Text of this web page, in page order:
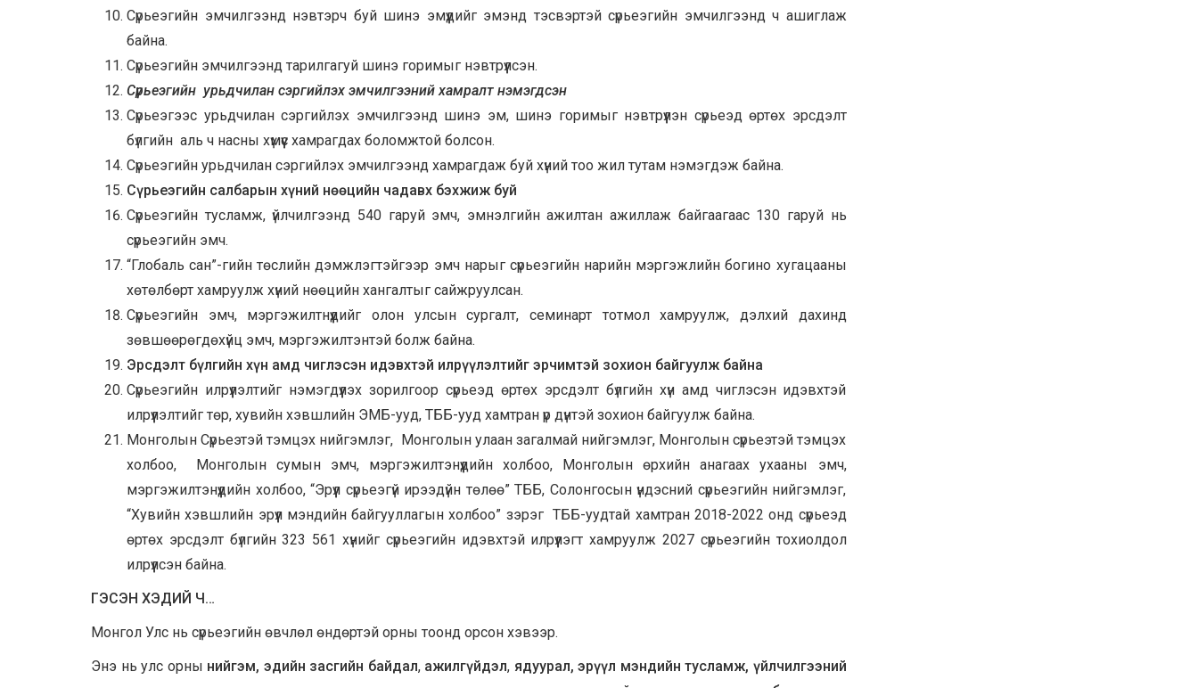
Сүрьеэгийн эмчилгээнд нэвтэрч буй шинэ эмүүдийг эмэнд тэсвэртэй сүрьеэгийн эмчилгээнд ч ашиглаж
байна.
Сүрьеэгийн эмчилгээнд тарилгагуй шинэ горимыг нэвтрүүлсэн.
Сүрьеэгийн урьдчилан сэргийлэх эмчилгээний хамралт нэмэгдсэн
Сүрьеэгээс урьдчилан сэргийлэх эмчилгээнд шинэ эм, шинэ горимыг нэвтрүүлэн сүрьеэд өртөх эрсдэлт
бүлгийн аль ч насны хүмүүс хамрагдах боломжтой болсон.
Сүрьеэгийн урьдчилан сэргийлэх эмчилгээнд хамрагдаж буй хүний тоо жил тутам нэмэгдэж байна.
Сүрьеэгийн салбарын хүний нөөцийн чадавх бэхжиж буй
Сүрьеэгийн тусламж, үйлчилгээнд 540 гаруй эмч, эмнэлгийн ажилтан ажиллаж байгаагаас 130 гаруй нь
сүрьеэгийн эмч.
“Глобаль сан”-гийн төслийн дэмжлэгтэйгээр эмч нарыг сүрьеэгийн нарийн мэргэжлийн богино хугацааны
хөтөлбөрт хамруулж хүний нөөцийн хангалтыг сайжруулсан.
Сүрьеэгийн эмч, мэргэжилтнүүдийг олон улсын сургалт, семинарт тотмол хамруулж, дэлхий дахинд
зөвшөөрөгдөхүйц эмч, мэргэжилтэнтэй болж байна.
Эрсдэлт бүлгийн хүн амд чиглэсэн идэвхтэй илрүүлэлтийг эрчимтэй зохион байгуулж байна
Сүрьеэгийн илрүүлэлтийг нэмэгдүүлэх зорилгоор сүрьеэд өртөх эрсдэлт бүлгийн хүн амд чиглэсэн идэвхтэй
илрүүлэлтийг төр, хувийн хэвшлийн ЭМБ-ууд, ТББ-ууд хамтран үр дүнтэй зохион байгуулж байна.
Монголын Сүрьеэтэй тэмцэх нийгэмлэг, Монголын улаан загалмай нийгэмлэг, Монголын сүрьеэтэй тэмцэх
холбоо, Монголын сумын эмч, мэргэжилтэнүүдийн холбоо, Монголын өрхийн анагаах ухааны эмч,
мэргэжилтэнүүдийн холбоо, “Эрүүл сүрьеэгүй ирээдүйн төлөө” ТББ, Солонгосын үндэсний сүрьеэгийн нийгэмлэг,
“Хувийн хэвшлийн эрүүл мэндийн байгууллагын холбоо” зэрэг ТББ-уудтай хамтран 2018-2022 онд сүрьеэд
өртөх эрсдэлт бүлгийн 323 561 хүнийг сүрьеэгийн идэвхтэй илрүүлэгт хамруулж 2027 сүрьеэгийн тохиолдол
илрүүлсэн байна.
ГЭСЭН ХЭДИЙ Ч…
Монгол Улс нь сүрьеэгийн өвчлөл өндөртэй орны тоонд орсон хэвээр.
Энэ нь улс орны нийгэм, эдийн засгийн байдал, ажилгүйдэл, ядуурал, эрүүл мэндийн тусламж, үйлчилгээний